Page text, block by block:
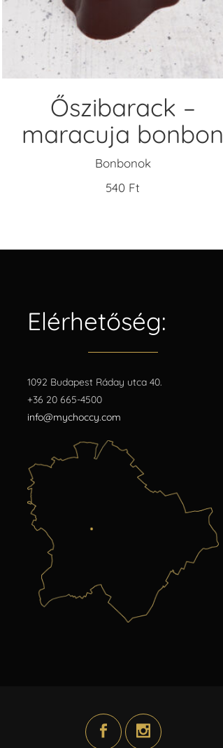
Őszibarack –
maracuja bonbon
Bonbonok
540 Ft
Elérhetőség:
1092 Budapest Ráday utca 40.
+36 20 665-4500
info@mychoccy.com